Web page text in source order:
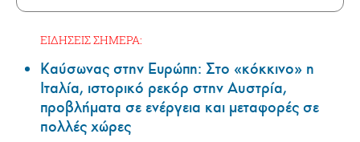
ΕΙΔΗΣΕΙΣ ΣΗΜΕΡΑ:
Καύσωνας στην Ευρώπη: Στο «κόκκινο» η
Ιταλία, ιστορικό ρεκόρ στην Αυστρία,
προβλήματα σε ενέργεια και μεταφορές σε
πολλές χώρες